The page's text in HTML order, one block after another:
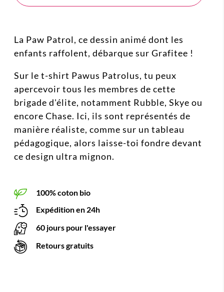
La Paw Patrol, ce dessin animé dont les
enfants raffolent, débarque sur Grafitee !
Sur le t-shirt Pawus Patrolus, tu peux
apercevoir tous les membres de cette
brigade d'élite, notamment Rubble, Skye ou
encore Chase. Ici, ils sont représentés de
manière réaliste, comme sur un tableau
pédagogique, alors laisse-toi fondre devant
ce design ultra mignon.
100% coton bio
Expédition en 24h
60 jours pour l'essayer
Retours gratuits